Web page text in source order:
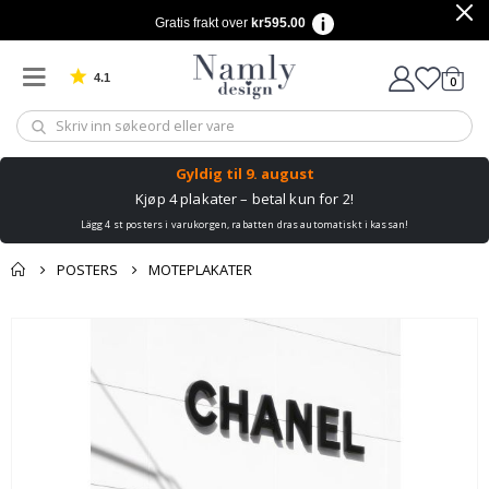
Gratis frakt over kr595.00
4.1 Basert på 1032 stemmer 0varer
Gyldig til 9. august
Kjøp 4 plakater – betal kun for 2!
Lägg 4 st posters i varukorgen, rabatten dras automatiskt i kassan!
POSTERS MOTEPLAKATER